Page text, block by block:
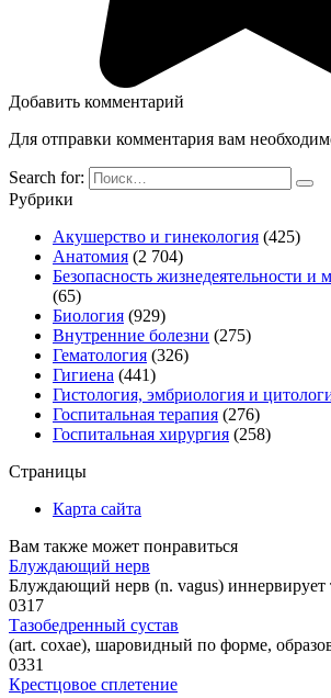
Добавить комментарий
Для отправки комментария вам
Search for:
Рубрики
Акушерство и гинекология (425)
Анатомия (2 704)
Безопасность жизнедеятельности и
(65)
Биология (929)
Внутренние болезни (275)
Гематология (326)
Гигиена (441)
Гистология, эмбриология и
Госпитальная терапия (276)
Госпитальная хирургия (258)
Страницы
Карта сайта
Вам также может понравиться
Блуждающий нерв
Блуждающий нерв (n. vagus) иннервирует
0317
Тазобедренный сустав
(art. coxae), шаровидный по форме,
0331
Крестцовое сплетение